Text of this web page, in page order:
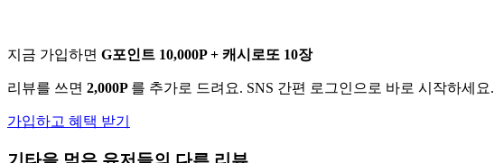
지금 가입하면 G포인트 10,000P + 캐시로또 10장
리뷰를 쓰면 2,000P 를 추가로 드려요. SNS 간편 로그인으로 바로 시작하세요.
가입하고 혜택 받기